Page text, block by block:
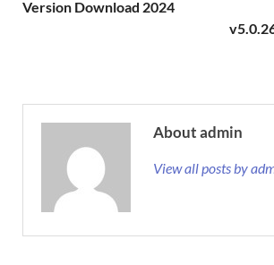
Version Download 2024
About admin
View all posts by